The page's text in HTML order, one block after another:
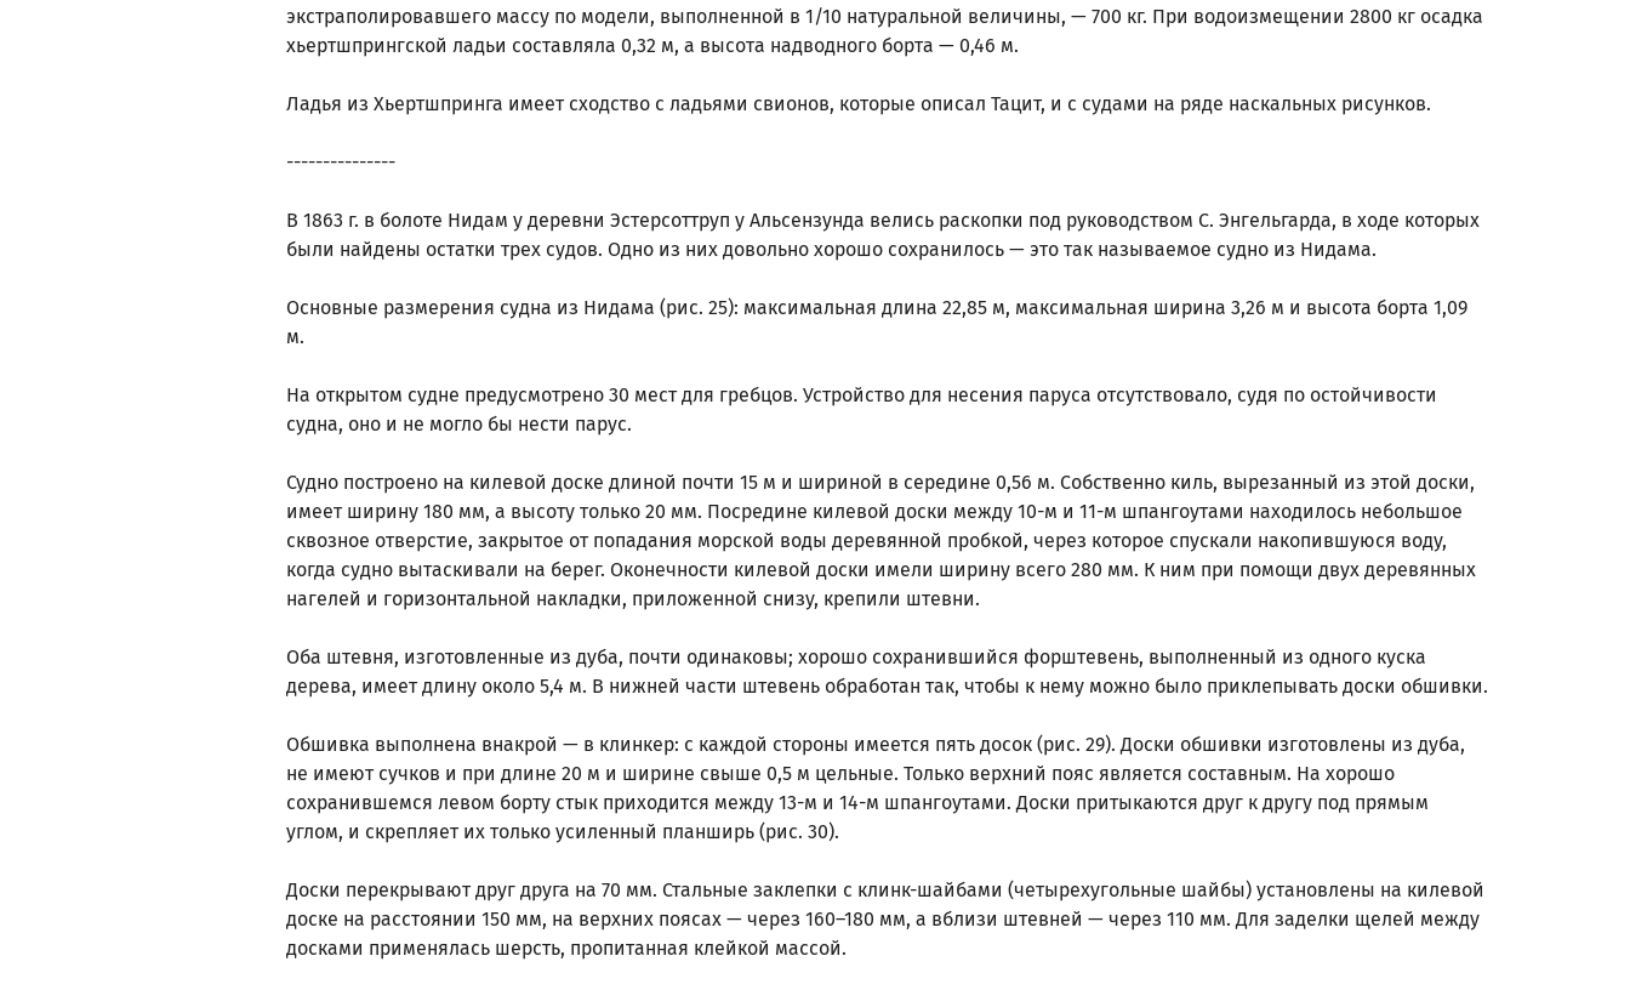
экстраполировавшего массу по модели, выполненной в 1/10 натуральной величины, — 700 кг. При водоизмещении 2800 кг осадка
хьертшпрингской ладьи составляла 0,32 м, а высота надводного борта — 0,46 м.
Ладья из Хьертшпринга имеет сходство с ладьями свионов, которые описал Тацит, и с судами на ряде наскальных рисунков.
---------------
В 1863 г. в болоте Нидам у деревни Эстерсоттруп у Альсензунда велись раскопки под руководством С. Энгельгарда, в ходе которых
были найдены остатки трех судов. Одно из них довольно хорошо сохранилось — это так называемое судно из Нидама.
Основные размерения судна из Нидама (рис. 25): максимальная длина 22,85 м, максимальная ширина 3,26 м и высота борта 1,09
м.
На открытом судне предусмотрено 30 мест для гребцов. Устройство для несения паруса отсутствовало, судя по остойчивости
судна, оно и не могло бы нести парус.
Судно построено на килевой доске длиной почти 15 м и шириной в середине 0,56 м. Собственно киль, вырезанный из этой доски,
имеет ширину 180 мм, а высоту только 20 мм. Посредине килевой доски между 10-м и 11-м шпангоутами находилось небольшое
сквозное отверстие, закрытое от попадания морской воды деревянной пробкой, через которое спускали накопившуюся воду,
когда судно вытаскивали на берег. Оконечности килевой доски имели ширину всего 280 мм. К ним при помощи двух деревянных
нагелей и горизонтальной накладки, приложенной снизу, крепили штевни.
Оба штевня, изготовленные из дуба, почти одинаковы; хорошо сохранившийся форштевень, выполненный из одного куска
дерева, имеет длину около 5,4 м. В нижней части штевень обработан так, чтобы к нему можно было приклепывать доски обшивки.
Обшивка выполнена внакрой — в клинкер: с каждой стороны имеется пять досок (рис. 29). Доски обшивки изготовлены из дуба,
не имеют сучков и при длине 20 м и ширине свыше 0,5 м цельные. Только верхний пояс является составным. На хорошо
сохранившемся левом борту стык приходится между 13-м и 14-м шпангоутами. Доски притыкаются друг к другу под прямым
углом, и скрепляет их только усиленный планширь (рис. 30).
Доски перекрывают друг друга на 70 мм. Стальные заклепки с клинк-шайбами (четырехугольные шайбы) установлены на килевой
доске на расстоянии 150 мм, на верхних поясах — через 160–180 мм, а вблизи штевней — через 110 мм. Для заделки щелей между
досками применялась шерсть, пропитанная клейкой массой.